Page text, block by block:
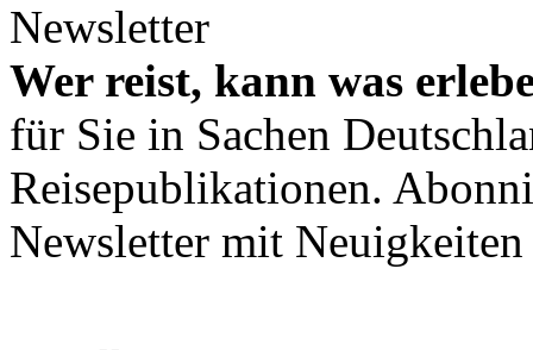
Newsletter
Wer reist, kann was
für Sie in Sachen
Reisepublikationen.
Newsletter mit